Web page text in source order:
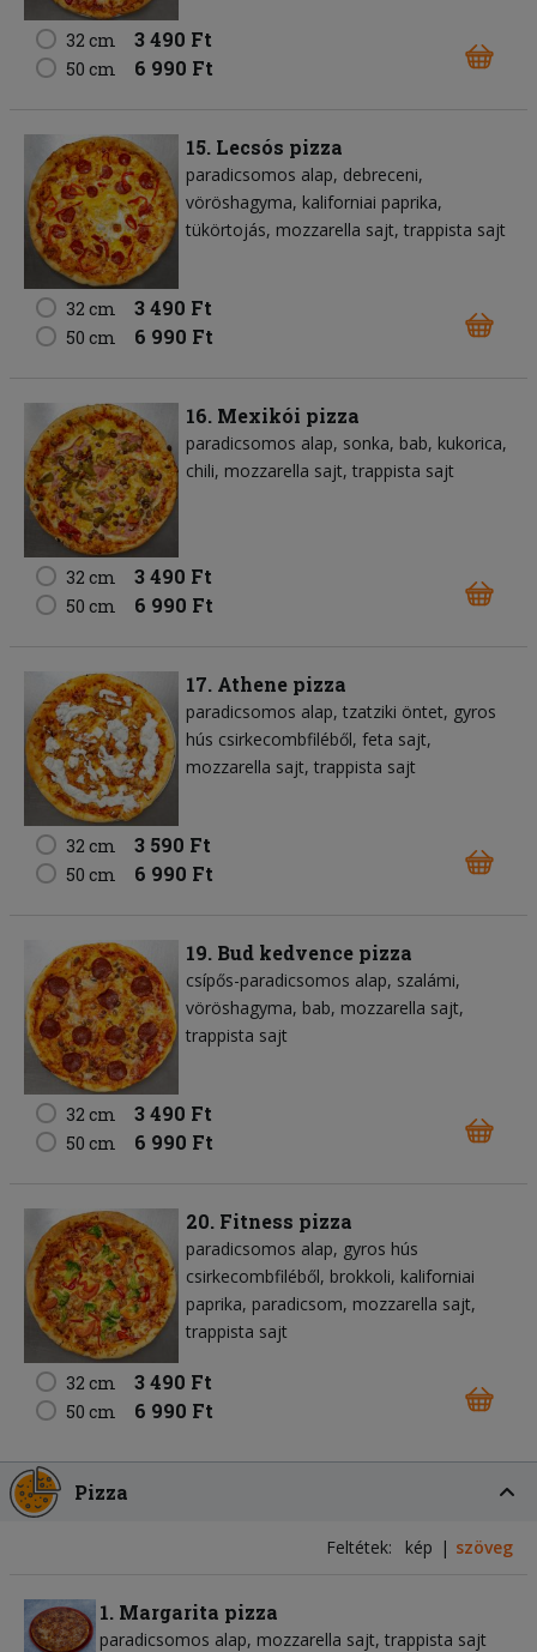
32 cm 3 490 Ft
50 cm 6 990 Ft
15. Lecsós pizza
paradicsomos alap debreceni
vöröshagyma kaliforniai paprika
tükörtojás mozzarella sajt trappista sajt
32 cm 3 490 Ft
50 cm 6 990 Ft
16. Mexikói pizza
paradicsomos alap sonka bab kukorica
chili mozzarella sajt trappista sajt
32 cm 3 490 Ft
50 cm 6 990 Ft
17. Athene pizza
paradicsomos alap tzatziki öntet gyros
hús csirkecombfiléből feta sajt
mozzarella sajt trappista sajt
32 cm 3 590 Ft
50 cm 6 990 Ft
19. Bud kedvence pizza
csípős-paradicsomos alap szalámi
vöröshagyma bab mozzarella sajt
trappista sajt
32 cm 3 490 Ft
50 cm 6 990 Ft
20. Fitness pizza
paradicsomos alap gyros hús
csirkecombfiléből brokkoli kaliforniai
paprika paradicsom mozzarella sajt
trappista sajt
32 cm 3 490 Ft
50 cm 6 990 Ft
Pizza
Feltétek: kép szöveg
1. Margarita pizza
paradicsomos alap mozzarella sajt trappista sajt